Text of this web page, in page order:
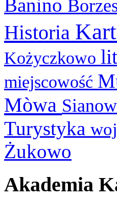
Banino
Historia
Kożyczkowo
miejscowość
Mòwa
Turystyka
Żukowo
Akademia